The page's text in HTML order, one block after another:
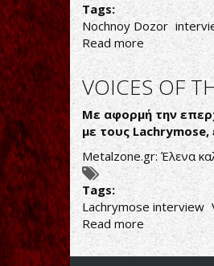
Tags:
Nochnoy Dozor
Read more about
ΟΙ
NOCHNOY
DOZOR
ΜΕ
ΑΦΟΡΜΗ
ΤΟ
VOICES
OF
THE
MIST
VOICES OF
Με αφορμή την
με τους
Metalzone.gr: Έλενα
Tags:
Lachrymose interview
Read moreabout
VOICES
OF